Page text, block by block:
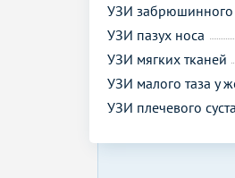
УЗИ забрюшинного
УЗИ пазух носа
УЗИ мягких тканей
УЗИ малого таза у
УЗИ плечевого